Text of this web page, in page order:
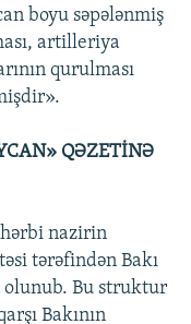
boyu səpələnmiş
artilleriya
qurulması
QƏZETİNƏ
hərbi nazirin
tərəfindən Bakı
olunub. Bu struktur
Bakının